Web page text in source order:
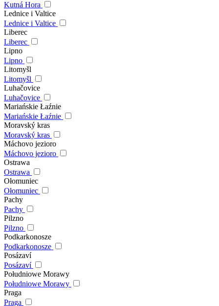
Kutná Hora
Lednice i Valtice
Lednice i Valtice
Liberec
Liberec
Lipno
Lipno
Litomyšl
Litomyšl
Luhačovice
Luhačovice
Mariańskie Łaźnie
Mariańskie Łaźnie
Moravský kras
Moravský kras
Máchovo jezioro
Máchovo jezioro
Ostrawa
Ostrawa
Ołomuniec
Ołomuniec
Pachy
Pachy
Pilzno
Pilzno
Podkarkonosze
Podkarkonosze
Posázaví
Posázaví
Południowe Morawy
Południowe Morawy
Praga
Praga